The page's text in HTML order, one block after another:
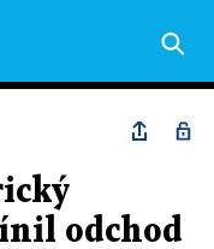
odchod